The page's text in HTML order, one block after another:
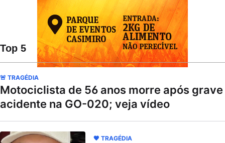
Top 5
🚨 TRAGÉDIA
Motociclista de 56 anos morre após grave
acidente na GO-020; veja vídeo
🖤 TRAGÉDIA